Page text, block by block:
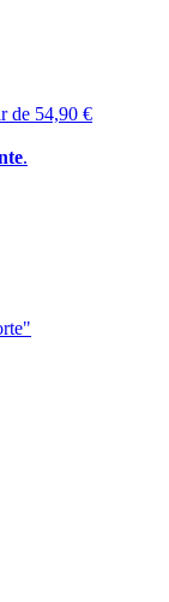
de 54,90 €
.